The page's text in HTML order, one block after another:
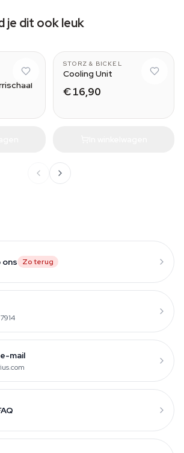
je dit ook leuk
STORZ & BICKEL
Cooling Unit
€ 16,90
ons Zo terug
mail